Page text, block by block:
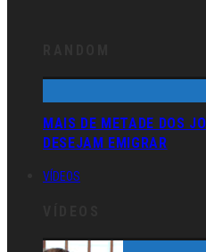
MAIS DE METADE DOS
DESEJAM EMIGRAR
VÍDEOS